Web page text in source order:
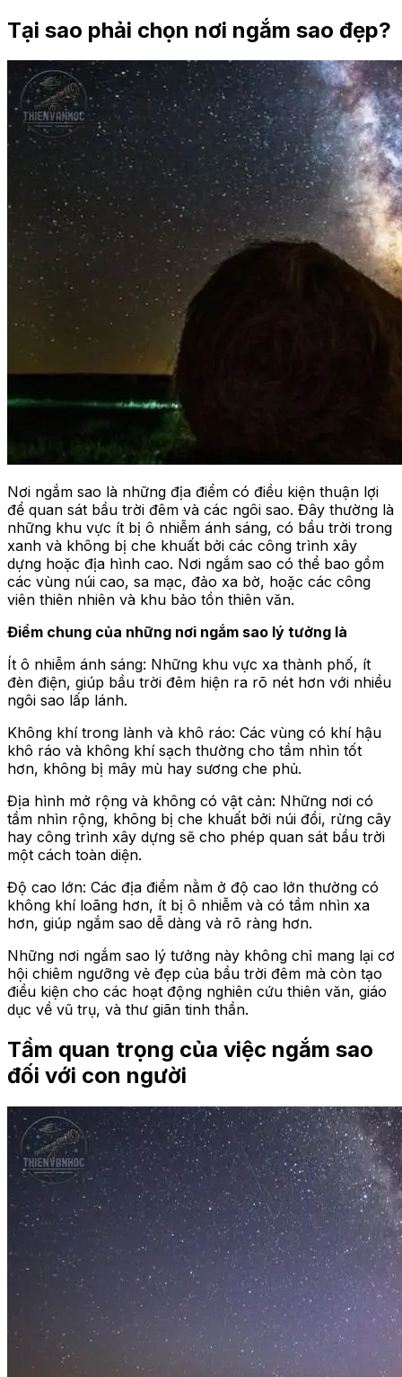
Tại sao phải chọn nơi ngắm sao đẹp?
Nơi ngắm sao là những địa điểm có điều kiện thuận lợi
để quan sát bầu trời đêm và các ngôi sao. Đây thường là
những khu vực ít bị ô nhiễm ánh sáng, có bầu trời trong
xanh và không bị che khuất bởi các công trình xây
dựng hoặc địa hình cao. Nơi ngắm sao có thể bao gồm
các vùng núi cao, sa mạc, đảo xa bờ, hoặc các công
viên thiên nhiên và khu bảo tồn thiên văn.
Điểm chung của những nơi ngắm sao lý tưởng là
Ít ô nhiễm ánh sáng: Những khu vực xa thành phố, ít
đèn điện, giúp bầu trời đêm hiện ra rõ nét hơn với nhiều
ngôi sao lấp lánh.
Không khí trong lành và khô ráo: Các vùng có khí hậu
khô ráo và không khí sạch thường cho tầm nhìn tốt
hơn, không bị mây mù hay sương che phủ.
Địa hình mở rộng và không có vật cản: Những nơi có
tầm nhìn rộng, không bị che khuất bởi núi đồi, rừng cây
hay công trình xây dựng sẽ cho phép quan sát bầu trời
một cách toàn diện.
Độ cao lớn: Các địa điểm nằm ở độ cao lớn thường có
không khí loãng hơn, ít bị ô nhiễm và có tầm nhìn xa
hơn, giúp ngắm sao dễ dàng và rõ ràng hơn.
Những nơi ngắm sao lý tưởng này không chỉ mang lại cơ
hội chiêm ngưỡng vẻ đẹp của bầu trời đêm mà còn tạo
điều kiện cho các hoạt động nghiên cứu thiên văn, giáo
dục về vũ trụ, và thư giãn tinh thần.
Tầm quan trọng của việc ngắm sao
đối với con người